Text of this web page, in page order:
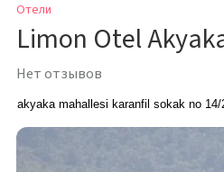
Отели
Limon Otel
Нет отзывов
akyaka mahallesi karanfil sokak no